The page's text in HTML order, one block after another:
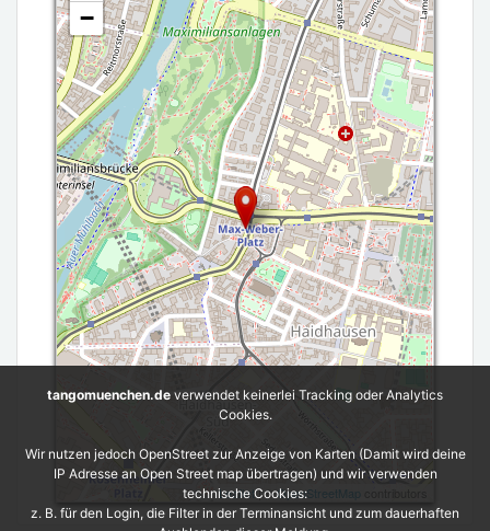
−
Leaflet| ©OpenStreetMap
tangomuenchen.de verwendet keinerlei Tracking oder Analytics
Cookies.
Wir nutzen jedoch OpenStreet zur Anzeige von Karten (Damit wird deine
IP Adresse an Open Street map übertragen) und wir verwenden
technische Cookies:
z. B. für den Login, die Filter in der Terminansicht und zum dauerhaften